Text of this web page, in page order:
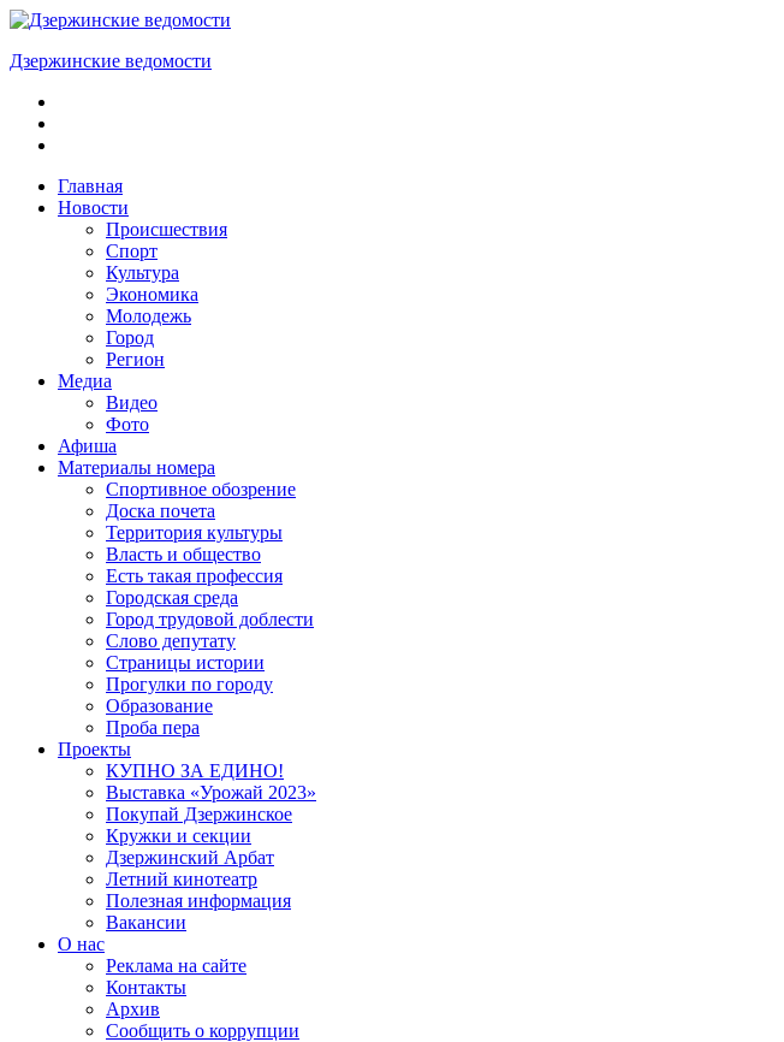
Skip
content
Дзержинские ведомости
ОБЩЕСТВЕННО-
ПОЛИТИЧЕСКАЯ
ГАЗЕТАГлавная
Новости
Происшествия
Спорт
Культура
Экономика
Молодежь
Город
Регион
Медиа
Видео
Фото
Афиша
Материалы номера
Спортивное обозрение
Доска почета
Территория культуры
Власть и общество
Есть такая профессия
Городская среда
Город трудовой доблести
Слово депутату
Страницы истории
Прогулки по городу
Образование
Проба пера
Проекты
КУПНО ЗА ЕДИНО!
Выставка «Урожай 2023»
Покупай Дзержинское
Кружки и секции
Дзержинский Арбат
Летний кинотеатр
Полезная информация
Вакансии
О нас
Реклама на сайте
Контакты
Архив
Сообщить о коррупции